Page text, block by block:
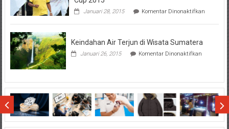
Hasil
Januari 28, 2015 Komentar Dinonaktifkanpada
Beny
Keindahan Air Terjun di Wisata Sumatera
Januari 26, 2015 Komentar Dinonaktifkanpada
di
Wisata
Sumatera